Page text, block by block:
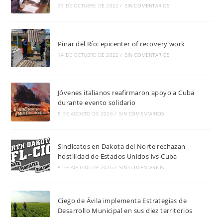
31 DE OCTUBRE DE 2022 / SIN COMENTARIOS
Pinar del Río: epicenter of recovery work
14 DE OCTUBRE DE 2022 / SIN COMENTARIOS
Jóvenes italianos reafirmaron apoyo a Cuba
durante evento solidario
5 DE AGOSTO DE 2026 / SIN COMENTARIOS
Sindicatos en Dakota del Norte rechazan
hostilidad de Estados Unidos ivs Cuba
5 DE AGOSTO DE 2026 / SIN COMENTARIOS
Ciego de Ávila implementa Estrategias de
Desarrollo Municipal en sus diez territorios